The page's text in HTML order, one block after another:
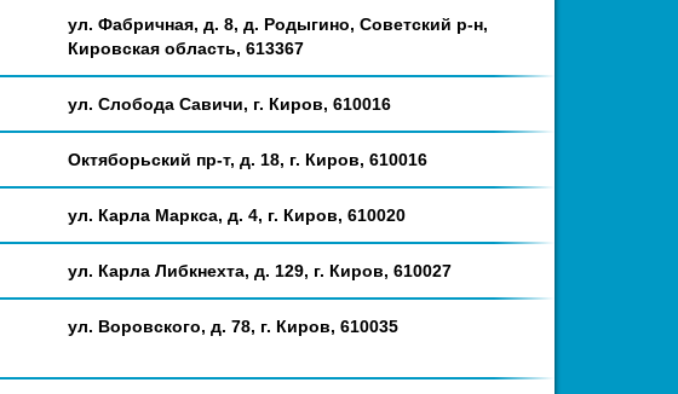
ул. Фабричная, д. 8, д. Родыгино, Советский р-н,
Кировская область, 613367
ул. Слобода Савичи, г. Киров, 610016
Октяборьский пр-т, д. 18, г. Киров, 610016
ул. Карла Маркса, д. 4, г. Киров, 610020
ул. Карла Либкнехта, д. 129, г. Киров, 610027
ул. Воровского, д. 78, г. Киров, 610035